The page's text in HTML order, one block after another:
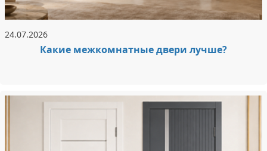
24.07.2026
Какие межкомнатные двери лучше?